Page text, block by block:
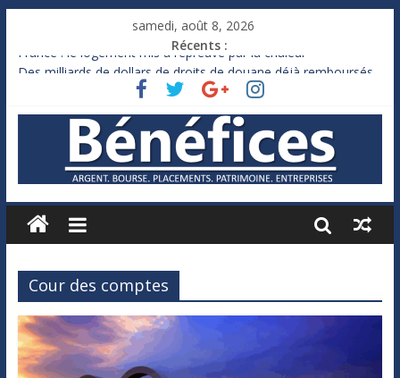
samedi, août 8, 2026
Récents :
France : le logement mis à l’épreuve par la chaleur
Des milliards de dollars de droits de douane déjà remboursés
Royaume-Uni : Andy Burnham recule sur l’impôt
Xavier Niel, le milliardaire qui ne touche presque rien
Ruée des fortunes russes vers l’étranger
Cour des comptes